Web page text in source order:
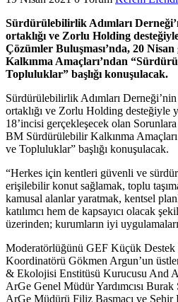
Sürdürülebilirlik Adımları
ortaklığı ve Zorlu Holding
Çözümler Buluşması’nda, 20
Kalkınma Amaçları’ndan
Topluluklar” başlığı konuşulacak.
Sürdürülebilirlik Adımları
ortaklığı ve Zorlu Holding desteğiyle
18’incisi gerçekleşecek olan
BM Sürdürülebilir Kalkınma
ve Topluluklar” başlığı konuşulacak.
“Herkes için kentleri güvenli ve
erişilebilir konut sağlamak, toplu
kamusal alanlar yaratmak, kentsel
katılımcı hem de kapsayıcı olacak
üzerinden; kurumların iyi
Moderatörlüğünü GEF Küçük Destek
Koordinatörü Gökmen Argun’un
& Ekolojisi Enstitüsü Kurucusu And
ArGe Genel Müdür Yardımcısı
ArGe Müdürü Filiz Basmacı ve